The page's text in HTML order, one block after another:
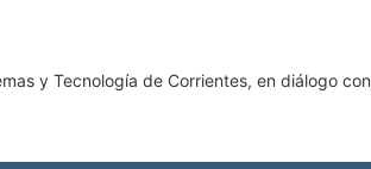
y Tecnología de Corrientes, en diálogo con